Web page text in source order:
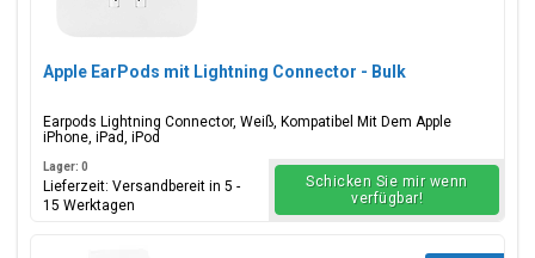
Apple EarPods mit Lightning Connector - Bulk
Earpods Lightning Connector, Weiß, Kompatibel Mit Dem Apple
iPhone, iPad, iPod
Lager: 0
Lieferzeit: Versandbereit in 5 -
15 Werktagen
Schicken Sie mir wenn
verfügbar!